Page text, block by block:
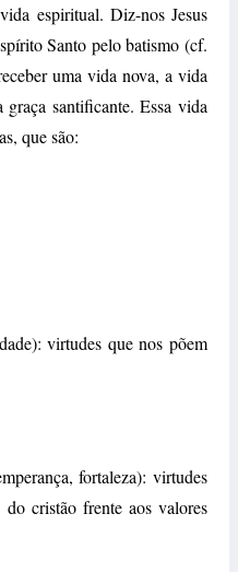
espiritual. Diz-nos Jesus
Santo pelo batismo (cf.
uma vida nova, a vida
santificante. Essa vida
que são:
virtudes que nos põem
fortaleza): virtudes
cristão frente aos valores